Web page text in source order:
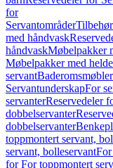
for
ServantområderTilbehør
med håndvask
håndvaskMøbelpakker
Møbelpakker med
servantBaderomsmøbler
ServantunderskapFor
servanterReservedeler
dobbelservanter
dobbelservanter
toppmontert servant,
servant, bolleservant
for For toppmontert